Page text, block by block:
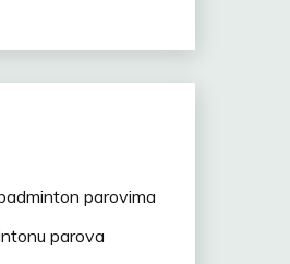
parovima
parova